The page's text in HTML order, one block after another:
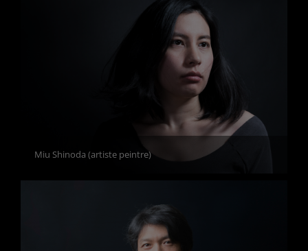
Miu Shinoda (artiste peintre)